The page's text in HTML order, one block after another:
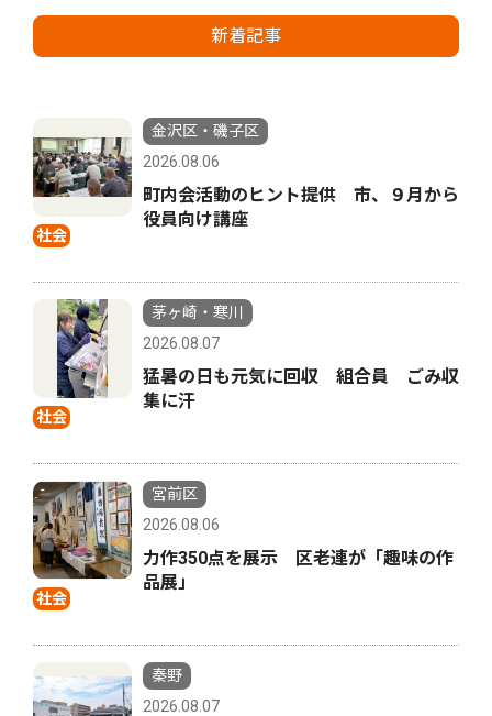
新着記事
社会
金沢区・磯子区
2026.08.06
町内会活動のヒント提供 市、９月から
役員向け講座
社会
茅ヶ崎・寒川
2026.08.07
猛暑の日も元気に回収 組合員 ごみ収
集に汗
社会
宮前区
2026.08.06
力作350点を展示 区老連が「趣味の作
品展」
秦野
2026.08.07